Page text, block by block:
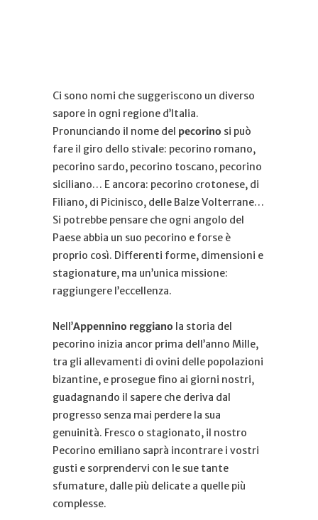
Ci sono nomi che suggeriscono un diverso
sapore in ogni regione d’Italia.
Pronunciando il nome del pecorino si può
fare il giro dello stivale: pecorino romano,
pecorino sardo, pecorino toscano, pecorino
siciliano… E ancora: pecorino crotonese, di
Filiano, di Picinisco, delle Balze Volterrane…
Si potrebbe pensare che ogni angolo del
Paese abbia un suo pecorino e forse è
proprio così. Differenti forme, dimensioni e
stagionature, ma un’unica missione:
raggiungere l’eccellenza.
Nell’Appennino reggiano la storia del
pecorino inizia ancor prima dell’anno Mille,
tra gli allevamenti di ovini delle popolazioni
bizantine, e prosegue fino ai giorni nostri,
guadagnando il sapere che deriva dal
progresso senza mai perdere la sua
genuinità. Fresco o stagionato, il nostro
Pecorino emiliano saprà incontrare i vostri
gusti e sorprendervi con le sue tante
sfumature, dalle più delicate a quelle più
complesse.